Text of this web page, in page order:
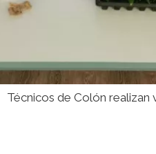
Técnicos de Colón realizan